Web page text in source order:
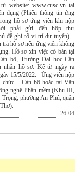
website: www.cusc.vn tại
dụng (Phiếu thông tin ứng
hồ sơ ứng viên khi nộp
phải gửi đến hộp thư
đề ghi rõ vị trí dự tuyển).
hồ sơ nếu ứng viên không
Hồ sơ xin việc có bán tại
bộ, Trường Đại học Cần
hồ sơ: Kể từ ngày ra
15/5/2022. Ứng viên nộp
- Cán bộ hoặc tại Văn
nghệ Phần mềm (Khu III,
phường An Phú, quận
26-04